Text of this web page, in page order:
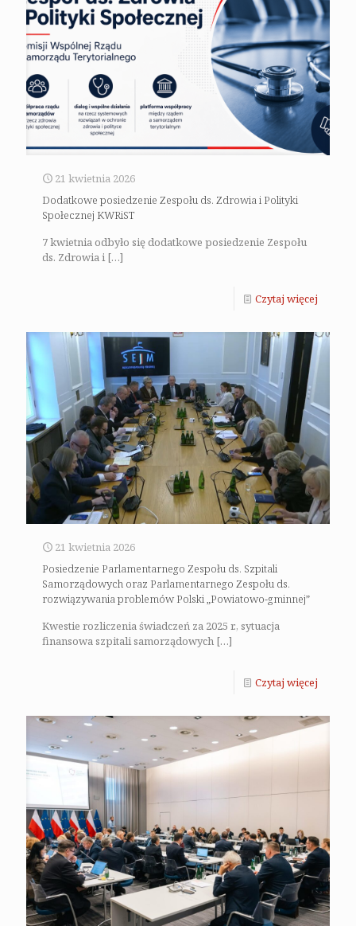
21 kwietnia 2026
Dodatkowe posiedzenie Zespołu ds. Zdrowia i Polityki
Społecznej KWRiST
7 kwietnia odbyło się dodatkowe posiedzenie Zespołu
ds. Zdrowia i […]
Czytaj więcej
21 kwietnia 2026
Posiedzenie Parlamentarnego Zespołu ds. Szpitali
Samorządowych oraz Parlamentarnego Zespołu ds.
rozwiązywania problemów Polski „Powiatowo-gminnej”
Kwestie rozliczenia świadczeń za 2025 r., sytuacja
finansowa szpitali samorządowych […]
Czytaj więcej